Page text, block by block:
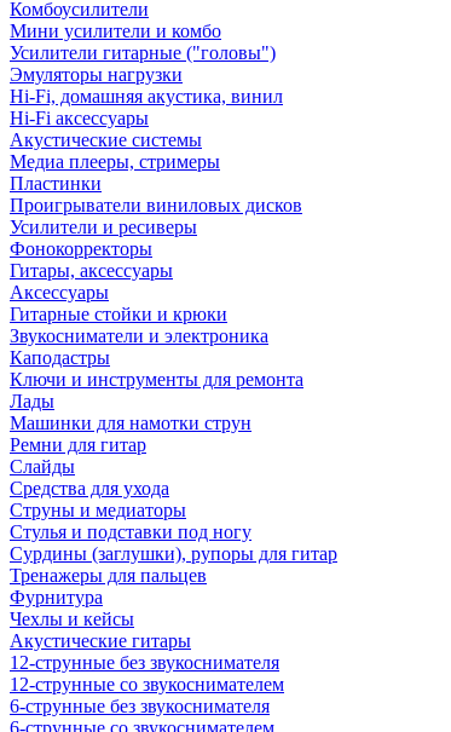
Комбоусилители
Мини усилители и комбо
Усилители гитарные ("головы")
Эмуляторы нагрузки
Hi-Fi, домашняя акустика, винил
Hi-Fi аксессуары
Акустические системы
Медиа плееры, стримеры
Пластинки
Проигрыватели виниловых дисков
Усилители и ресиверы
Фонокорректоры
Гитары, аксессуары
Аксессуары
Гитарные стойки и крюки
Звукосниматели и электроника
Каподастры
Ключи и инструменты для ремонта
Лады
Машинки для намотки струн
Ремни для гитар
Слайды
Средства для ухода
Струны и медиаторы
Стулья и подставки под ногу
Сурдины (заглушки), рупоры для гитар
Тренажеры для пальцев
Фурнитура
Чехлы и кейсы
Акустические гитары
12-струнные без звукоснимателя
12-струнные со звукоснимателем
6-струнные без звукоснимателя
6-струнные со звукоснимателем